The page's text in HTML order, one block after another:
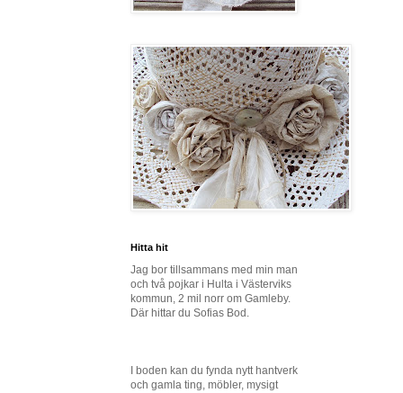
Hitta hit
Jag bor tillsammans med min man
och två pojkar i Hulta i Västerviks
kommun, 2 mil norr om Gamleby.
Där hittar du Sofias Bod.
I boden kan du fynda nytt hantverk
och gamla ting, möbler, mysigt